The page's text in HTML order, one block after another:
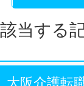
該当する
大阪介護転